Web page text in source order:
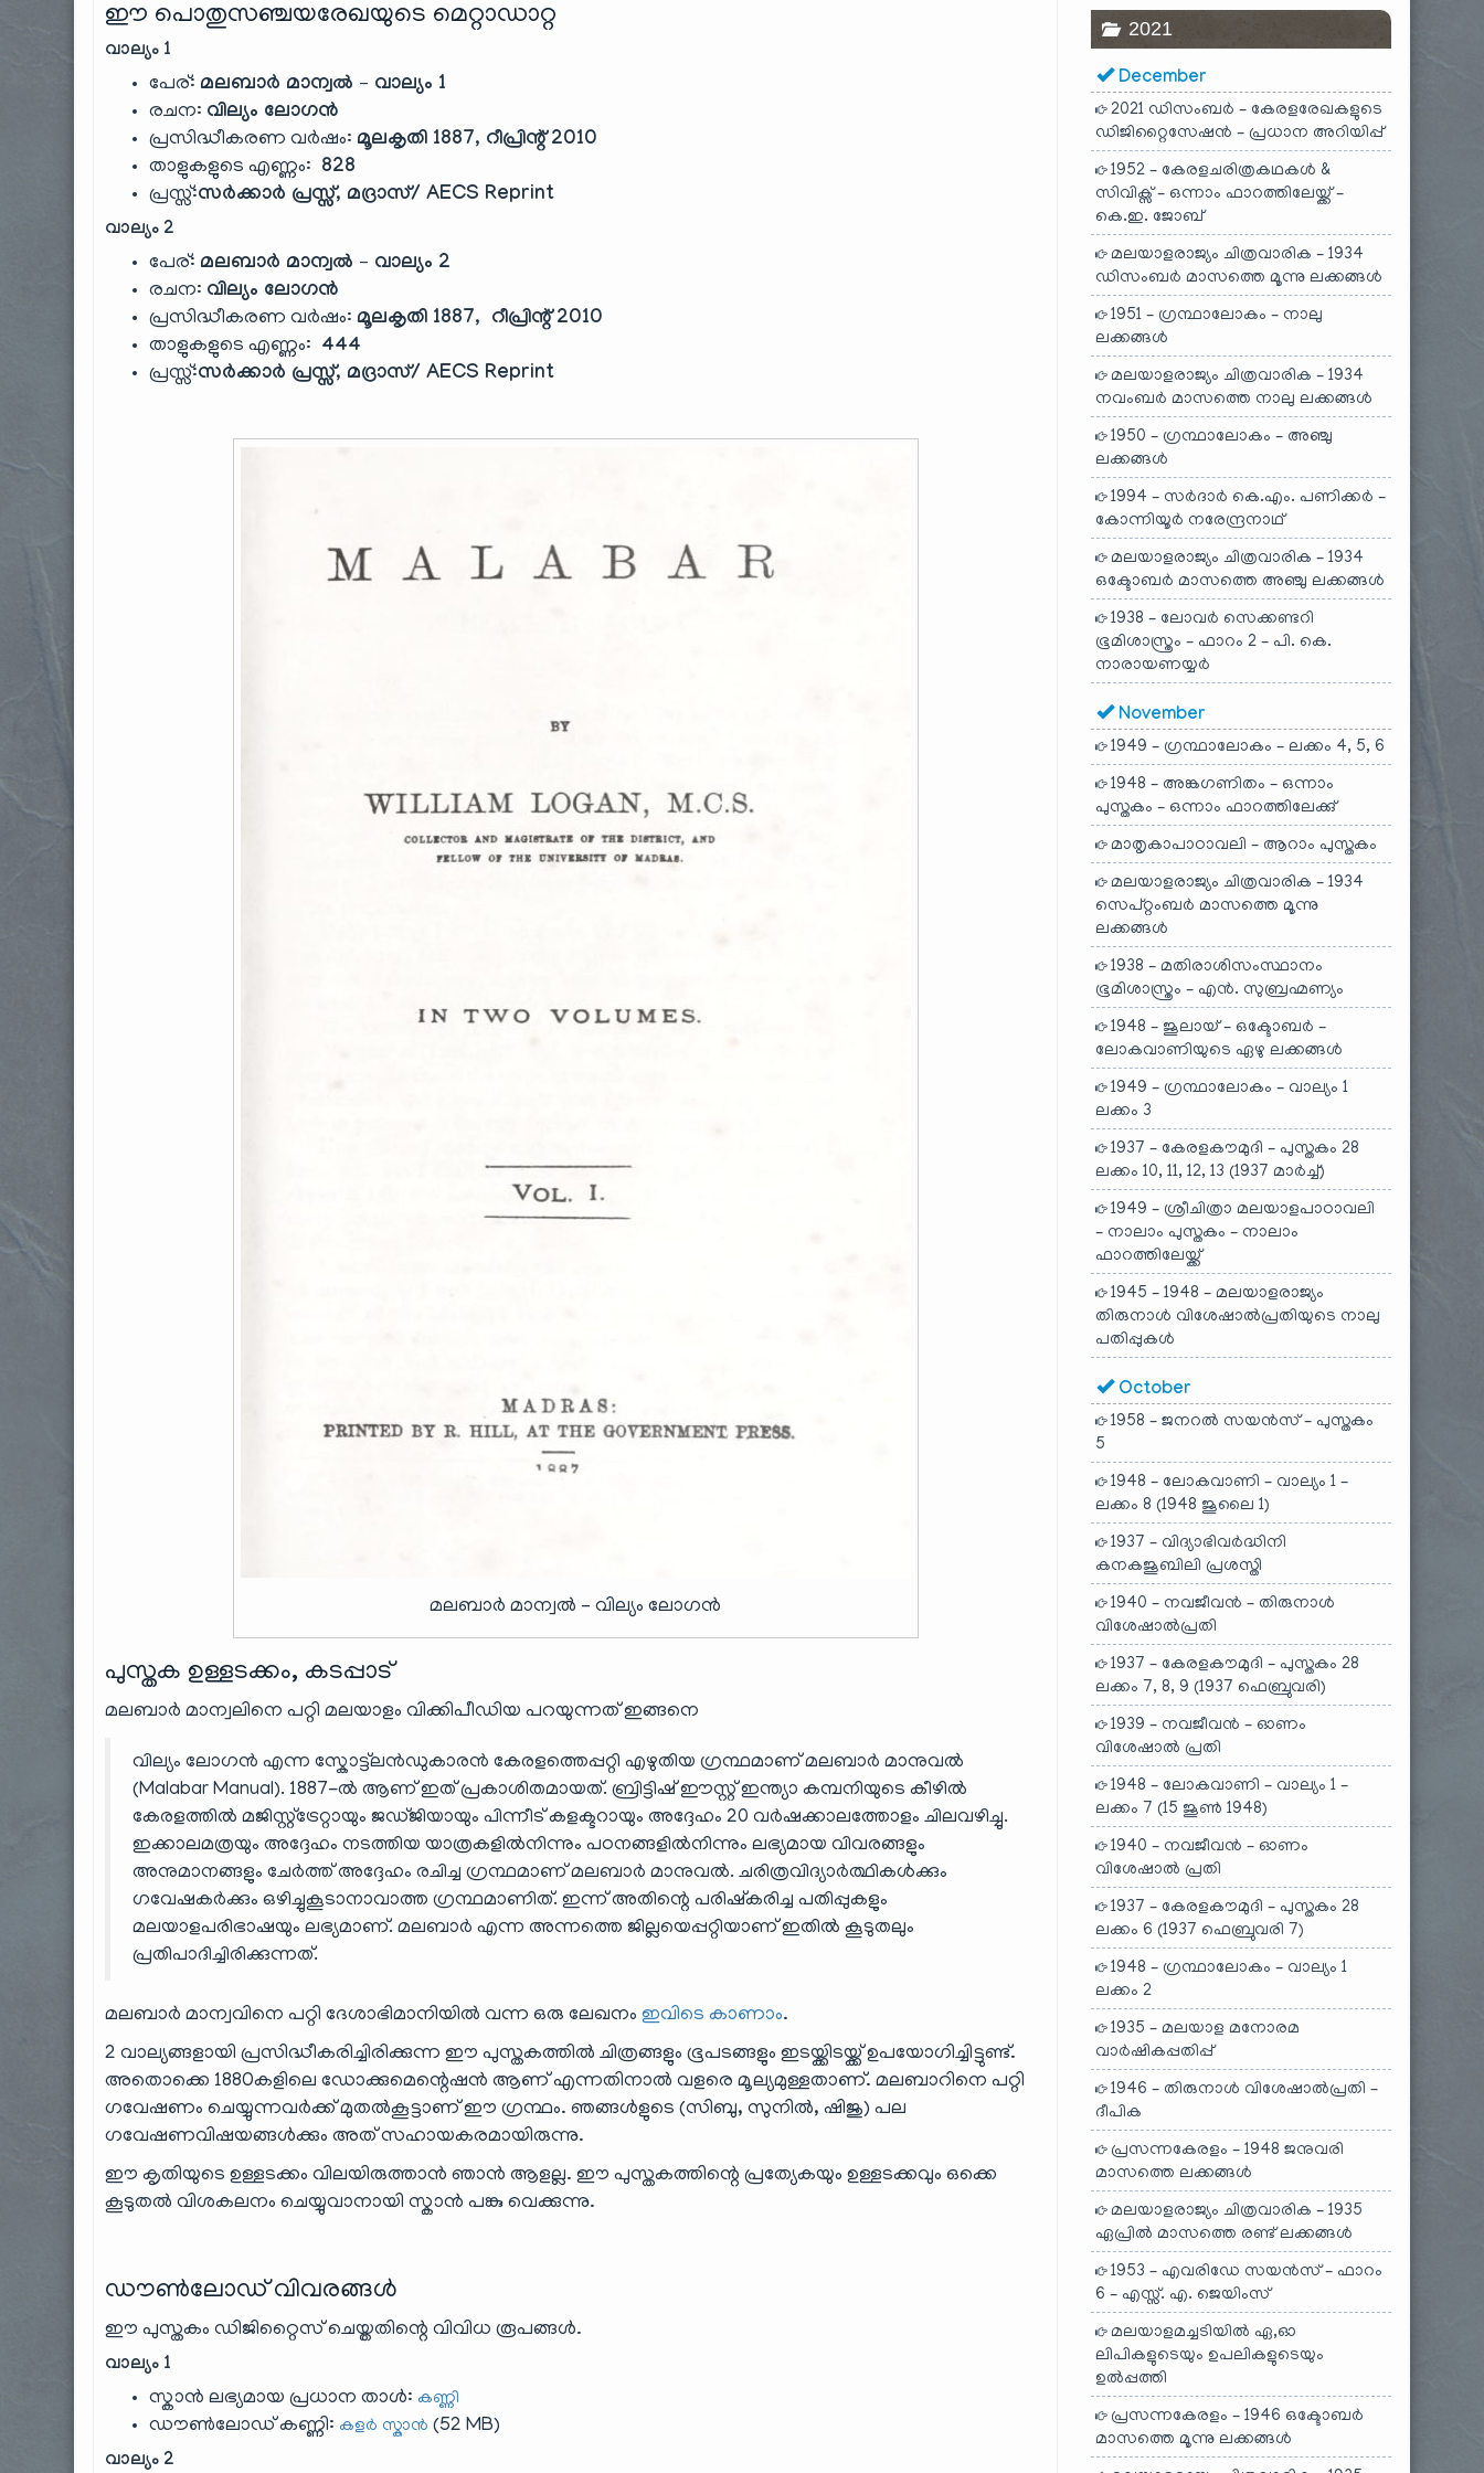
ഈ പൊതുസഞ്ചയരേഖയുടെ മെറ്റാഡാറ്റ
വാല്യം 1
പേര്: മലബാർ മാന്വൽ – വാല്യം 1
രചന: വില്യം ലോഗൻ
പ്രസിദ്ധീകരണ വർഷം: മൂലകൃതി 1887, റീപ്രിന്റ് 2010
താളുകളുടെ എണ്ണം: 828
പ്രസ്സ്:സർക്കാർ പ്രസ്സ്, മദ്രാസ്/ AECS Reprint
വാല്യം 2
പേര്: മലബാർ മാന്വൽ – വാല്യം 2
രചന: വില്യം ലോഗൻ
പ്രസിദ്ധീകരണ വർഷം: മൂലകൃതി 1887, റീപ്രിന്റ് 2010
താളുകളുടെ എണ്ണം: 444
പ്രസ്സ്:സർക്കാർ പ്രസ്സ്, മദ്രാസ്/ AECS Reprint
മലബാർ മാന്വൽ – വില്യം ലോഗൻ
പുസ്തക ഉള്ളടക്കം, കടപ്പാട്
മലബാർ മാന്വലിനെ പറ്റി മലയാളം വിക്കിപീഡിയ പറയുന്നത് ഇങ്ങനെ
വില്യം ലോഗൻ എന്ന സ്കോട്ട്ലൻഡുകാരൻ കേരളത്തെപ്പറ്റി എഴുതിയ ഗ്രന്ഥമാണ് മലബാർ മാനുവൽ
(Malabar Manual). 1887-ൽ ആണ് ഇത് പ്രകാശിതമായത്. ബ്രിട്ടിഷ് ഈസ്റ്റ് ഇന്ത്യാ കമ്പനിയുടെ കീഴിൽ
കേരളത്തിൽ മജിസ്റ്റ്ട്രേറ്റായും ജഡ്ജിയായും പിന്നീട് കളക്ടറായും അദ്ദേഹം 20 വർഷക്കാലത്തോളം ചിലവഴിച്ചു.
ഇക്കാലമത്രയും അദ്ദേഹം നടത്തിയ യാത്രകളിൽനിന്നും പഠനങ്ങളിൽനിന്നും ലഭ്യമായ വിവരങ്ങളും
അനുമാനങ്ങളും ചേർത്ത് അദ്ദേഹം രചിച്ച ഗ്രന്ഥമാണ് മലബാർ മാനുവൽ. ചരിത്രവിദ്യാർത്ഥികൾക്കും
ഗവേഷകർക്കും ഒഴിച്ചുകൂടാനാവാത്ത ഗ്രന്ഥമാണിത്. ഇന്ന് അതിന്റെ പരിഷ്കരിച്ച പതിപ്പുകളും
മലയാളപരിഭാഷയും ലഭ്യമാണ്. മലബാർ എന്ന അന്നത്തെ ജില്ലയെപ്പറ്റിയാണ് ഇതിൽ കൂടുതലും
പ്രതിപാദിച്ചിരിക്കുന്നത്.
മലബാർ മാന്വവിനെ പറ്റി ദേശാഭിമാനിയിൽ വന്ന ഒരു ലേഖനംഇവിടെ കാണാം.
2 വാല്യങ്ങളായി പ്രസിദ്ധീകരിച്ചിരിക്കുന്ന ഈ പുസ്തകത്തിൽ ചിത്രങ്ങളും ഭൂപടങ്ങളും ഇടയ്ക്കിടയ്ക്ക് ഉപയോഗിച്ചിട്ടുണ്ട്.
അതൊക്കെ 1880കളിലെ ഡോക്കുമെന്റെഷൻ ആണ് എന്നതിനാൽ വളരെ മൂല്യമുള്ളതാണ്. മലബാറിനെ പറ്റി
ഗവേഷണം ചെയ്യുന്നവർക്ക് മുതൽകൂട്ടാണ് ഈ ഗ്രന്ഥം. ഞങ്ങൾളുടെ (സിബു, സുനിൽ, ഷിജു) പല
ഗവേഷണവിഷയങ്ങൾക്കും അത് സഹായകരമായിരുന്നു.
ഈ കൃതിയുടെ ഉള്ളടക്കം വിലയിരുത്താൻ ഞാൻ ആളല്ല. ഈ പുസ്തകത്തിന്റെ പ്രത്യേകയും ഉള്ളടക്കവും ഒക്കെ
കൂടുതൽ വിശകലനം ചെയ്യുവാനായി സ്കാൻ പങ്കു വെക്കുന്നു.
ഡൗൺലോഡ് വിവരങ്ങൾ
ഈ പുസ്തകം ഡിജിറ്റൈസ് ചെയ്തതിന്റെ വിവിധ രൂപങ്ങൾ.
വാല്യം 1
സ്കാൻ ലഭ്യമായ പ്രധാന താൾ: കണ്ണി
ഡൗൺലോഡ് കണ്ണി: കളർ സ്കാൻ (52 MB)
വാല്യം 2
2021
December
2021 ഡിസംബർ – കേരളരേഖകളുടെ
ഡിജിറ്റൈസേഷൻ – പ്രധാന അറിയിപ്പ്
1952 – കേരളചരിത്രകഥകൾ &
സിവിക്സ് – ഒന്നാം ഫാറത്തിലേയ്ക്ക് –
കെ.ഇ. ജോബ്
മലയാളരാജ്യം ചിത്രവാരിക – 1934
ഡിസംബർ മാസത്തെ മൂന്നു ലക്കങ്ങൾ
1951 – ഗ്രന്ഥാലോകം – നാലു
ലക്കങ്ങൾ
മലയാളരാജ്യം ചിത്രവാരിക – 1934
നവംബർ മാസത്തെ നാലു ലക്കങ്ങൾ
1950 – ഗ്രന്ഥാലോകം – അഞ്ചു
ലക്കങ്ങൾ
1994 – സർദാർ കെ.എം. പണിക്കർ –
കോന്നിയൂർ നരേന്ദ്രനാഥ്
മലയാളരാജ്യം ചിത്രവാരിക – 1934
ഒക്ടോബർ മാസത്തെ അഞ്ചു ലക്കങ്ങൾ
1938 – ലോവർ സെക്കണ്ടറി
ഭൂമിശാസ്ത്രം – ഫാറം 2 – പി. കെ.
നാരായണയ്യർ
November
1949 – ഗ്രന്ഥാലോകം – ലക്കം 4, 5, 6
1948 – അങ്കഗണിതം – ഒന്നാം
പുസ്തകം – ഒന്നാം ഫാറത്തിലേക്കു്
മാതൃകാപാഠാവലി – ആറാം പുസ്തകം
മലയാളരാജ്യം ചിത്രവാരിക – 1934
സെപ്റ്റംബർ മാസത്തെ മൂന്നു
ലക്കങ്ങൾ
1938 – മതിരാശിസംസ്ഥാനം
ഭൂമിശാസ്ത്രം – എൻ. സുബ്രഹ്മണ്യം
1948 – ജൂലായ് – ഒക്ടോബർ –
ലോകവാണിയുടെ ഏഴു ലക്കങ്ങൾ
1949 – ഗ്രന്ഥാലോകം – വാല്യം 1
ലക്കം 3
1937 – കേരളകൗമുദി – പുസ്തകം 28
ലക്കം 10, 11, 12, 13 (1937 മാർച്ച്)
1949 – ശ്രീചിത്രാ മലയാളപാഠാവലി
– നാലാം പുസ്തകം – നാലാം
ഫാറത്തിലേയ്ക്ക്
1945 – 1948 – മലയാളരാജ്യം
തിരുനാൾ വിശേഷാൽപ്രതിയുടെ നാലു
പതിപ്പുകൾ
October
1958 – ജനറൽ സയൻസ് – പുസ്തകം
5
1948 – ലോകവാണി – വാല്യം 1 –
ലക്കം 8 (1948 ജൂലൈ 1)
1937 – വിദ്യാഭിവർദ്ധിനി
കനകജൂബിലി പ്രശസ്തി
1940 – നവജീവൻ – തിരുനാൾ
വിശേഷാൽപ്രതി
1937 – കേരളകൗമുദി – പുസ്തകം 28
ലക്കം 7, 8, 9 (1937 ഫെബ്രുവരി)
1939 – നവജീവൻ – ഓണം
വിശേഷാൽ പ്രതി
1948 – ലോകവാണി – വാല്യം 1 –
ലക്കം 7 (15 ജൂൺ 1948)
1940 – നവജീവൻ – ഓണം
വിശേഷാൽ പ്രതി
1937 – കേരളകൗമുദി – പുസ്തകം 28
ലക്കം 6 (1937 ഫെബ്രുവരി 7)
1948 – ഗ്രന്ഥാലോകം – വാല്യം 1
ലക്കം 2
1935 – മലയാള മനോരമ
വാർഷികപ്പതിപ്പ്
1946 – തിരുനാൾ വിശേഷാൽപ്രതി –
ദീപിക
പ്രസന്നകേരളം – 1948 ജനുവരി
മാസത്തെ ലക്കങ്ങൾ
മലയാളരാജ്യം ചിത്രവാരിക – 1935
ഏപ്രിൽ മാസത്തെ രണ്ട് ലക്കങ്ങൾ
1953 – എവരിഡേ സയൻസ് – ഫാറം
6 – എസ്സ്. എ. ജെയിംസ്
മലയാളമച്ചടിയിൽ ഏ,ഓ
ലിപികളുടെയും ഉപലികളുടെയും
ഉൽപ്പത്തി
പ്രസന്നകേരളം – 1946 ഒക്ടോബർ
മാസത്തെ മൂന്നു ലക്കങ്ങൾ